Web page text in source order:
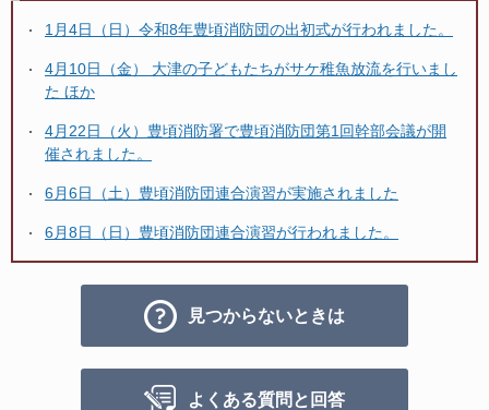
1月4日（日）令和8年豊頃消防団の出初式が行われました。
4月10日（金） 大津の子どもたちがサケ稚魚放流を行いまし
た ほか
4月22日（火）豊頃消防署で豊頃消防団第1回幹部会議が開
催されました。
6月6日（土）豊頃消防団連合演習が実施されました
6月8日（日）豊頃消防団連合演習が行われました。
見つからないときは
よくある質問と回答